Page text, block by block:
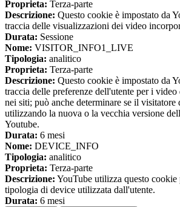
Proprieta: Terza-parte
Descrizione: Questo cookie è impostato da
traccia delle visualizzazioni dei video
Durata: Sessione
Nome: VISITOR_INFO1_LIVE
Tipologia: analitico
Proprieta: Terza-parte
Descrizione: Questo cookie è impostato da
traccia delle preferenze dell'utente per i
nei siti; può anche determinare se il visitatore
utilizzando la nuova o la vecchia versione
Youtube.
Durata: 6 mesi
Nome: DEVICE_INFO
Tipologia: analitico
Proprieta: Terza-parte
Descrizione: YouTube utilizza questo cookie
tipologia di device utilizzata dall'utente.
Durata: 6 mesi